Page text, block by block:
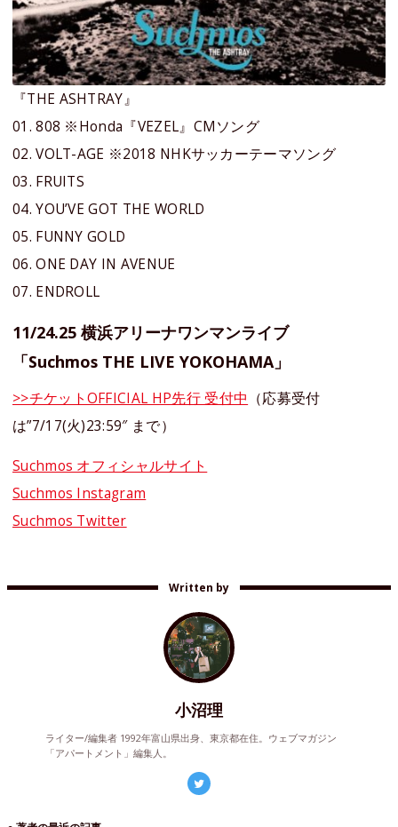
『THE ASHTRAY』
01. 808 ※Honda『VEZEL』CMソング
02. VOLT-AGE ※2018 NHKサッカーテーマソング
03. FRUITS
04. YOU’VE GOT THE WORLD
05. FUNNY GOLD
06. ONE DAY IN AVENUE
07. ENDROLL
11/24.25 横浜アリーナワンマンライブ
「Suchmos THE LIVE YOKOHAMA」
>>チケットOFFICIAL HP先行 受付中 （応募受付
は”7/17(火)23:59″ まで）
Suchmos オフィシャルサイト
Suchmos Instagram
Suchmos Twitter
Written by
小沼理
ライター/編集者 1992年富山県出身、東京都在住。ウェブマガジン
「アパートメント」編集人。